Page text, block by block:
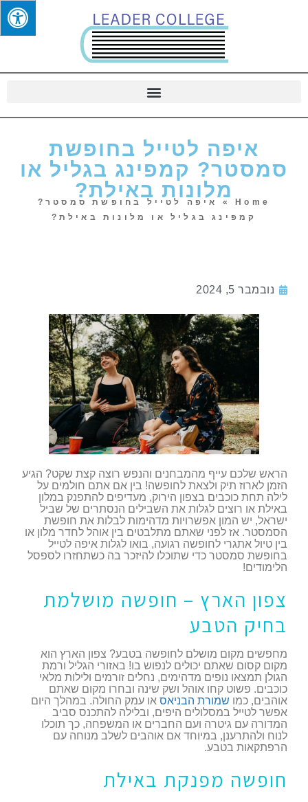
איפה לטייל בחופשת
סמסטר? קמפינג בגליל או
מלונות באילת?
Home
»
איפה לטייל בחופשת סמסטר?
קמפינג בגליל או מלונות באילת?
נובמבר 5, 2024
הראש שלכם עייף מהמבחנים והנפש רוצה קצת שקט? הגיע
הזמן לארוז תיק ולצאת לחופשה! בין אם אתם חולמים על
לילה תחת כוכבים בצפון הירוק, מעדיפים להתפנק במלון
באילת או רוצים לגלות את השבילים הנסתרים של שביל
ישראל, יש המון אפשרויות מדהימות לבלות את חופשת
הסמסטר. אז לפני שאתם מתלבטים בין אוהל לחדר מלון או
בין טיול אתגרי לחופשה רגועה, בואו לגלות איפה לטייל
בחופשת סמסטר כדי שתוכלו להיזכר בה כשתחזרו לספסל
הלימודים!
צפון הארץ – חופשה מושלמת
בחיק הטבע
מחפשים מקום מושלם לחופשה בטבע? צפון הארץ הוא
מקום קסום שאתם יכולים לנפוש בו! באזורי הגליל ורמת
הגולן תמצאו נופים מדהימים, נחלים זורמים ולילות מלאי
כוכבים. פשוט קחו אוהל ושק שינה ובחרו מקום שאתם
אוהבים, כמו שמורת הבניאס או עמק החולה. במהלך היום
אפשר לטייל במסלולים היפים, ובלילה להתכנס סביב
המדורה עם גיטרה ועם החברים או המשפחה, כך תוכלו
לנוח ולהתרענן, במיוחד אם אוהבים לשלב מנוחה עם
הרפתקאות בטבע.
חופשה מפנקת באילת